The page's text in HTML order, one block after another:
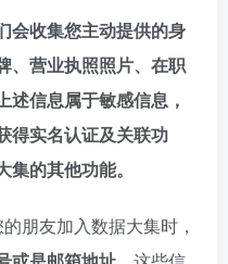
会收集您主动提供的身
、营业执照照片、在职
信息属于敏感信息，
得实名认证及关联功
的其他功能。
的朋友加入数据大集时，